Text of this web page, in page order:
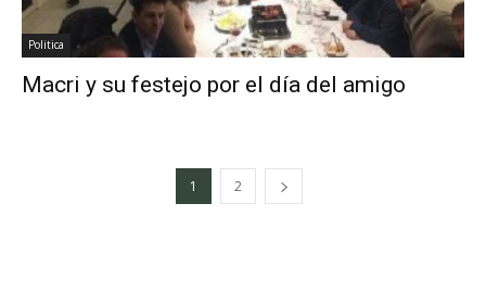
Politica
Macri y su festejo por el día del amigo
1 2